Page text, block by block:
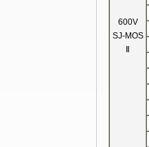
600V
SJ-MOS